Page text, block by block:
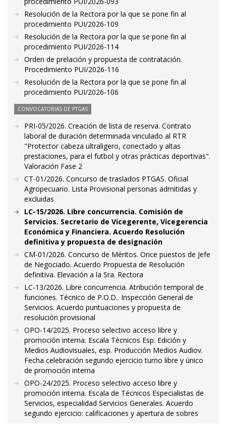
Resolución de la Rectora por la que se pone fin al
procedimiento PUI/2026-109
Resolución de la Rectora por la que se pone fin al
procedimiento PUI/2026-114
Orden de prelación y propuesta de contratación.
Procedimiento PUI/2026-116
Resolución de la Rectora por la que se pone fin al
procedimiento PUI/2026-106
CONVOCATORIAS DE PTGAS
PRI-05/2026. Creación de lista de reserva. Contrato
laboral de duración determinada vinculado al RTR
"Protector cabeza ultraligero, conectado y altas
prestaciones, para el futbol y otras prácticas deportivas".
Valoración Fase 2
CT-01/2026. Concurso de traslados PTGAS. Oficial
Agropecuario. Lista Provisional personas admitidas y
excluidas
LC-15/2026. Libre concurrencia. Comisión de
Servicios. Secretario de Vicegerente, Vicegerencia
Económica y Financiera. Acuerdo Resolución
definitiva y propuesta de designación
CM-01/2026. Concurso de Méritos. Once puestos de Jefe
de Negociado. Acuerdo Propuesta de Resolución
definitiva. Elevación a la Sra. Rectora
LC-13/2026. Libre concurrencia. Atribución temporal de
funciones. Técnico de P.O.D.. Inspección General de
Servicios. Acuerdo puntuaciones y propuesta de
resolución provisional
OPO-14/2025. Proceso selectivo acceso libre y
promoción interna. Escala Técnicos Esp. Edición y
Medios Audiovisuales, esp. Producción Medios Audiov.
Fecha celebración segundo ejercicio turno libre y único
de promoción interna
OPO-24/2025. Proceso selectivo acceso libre y
promoción interna. Escala de Técnicos Especialistas de
Servicios, especialidad Servicios Generales. Acuerdo
segundo ejercicio: calificaciones y apertura de sobres